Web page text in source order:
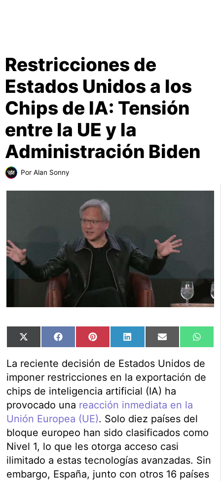
Restricciones de
Estados Unidos a los
Chips de IA: Tensión
entre la UE y la
Administración Biden
Por Alan Sonny
Compartir
en
X
Compartir
en
FacebookCompartir
en
PinterestCompartir
en
LinkedInCompartir
en
Email
en
La reciente decisión de Estados Unidos de
imponer restricciones en la exportación de
chips de inteligencia artificial (IA) ha
provocado una reacción inmediata en la
Unión Europea (UE). Solo diez países del
bloque europeo han sido clasificados como
Nivel 1, lo que les otorga acceso casi
ilimitado a estas tecnologías avanzadas. Sin
embargo, España, junto con otros 16 países